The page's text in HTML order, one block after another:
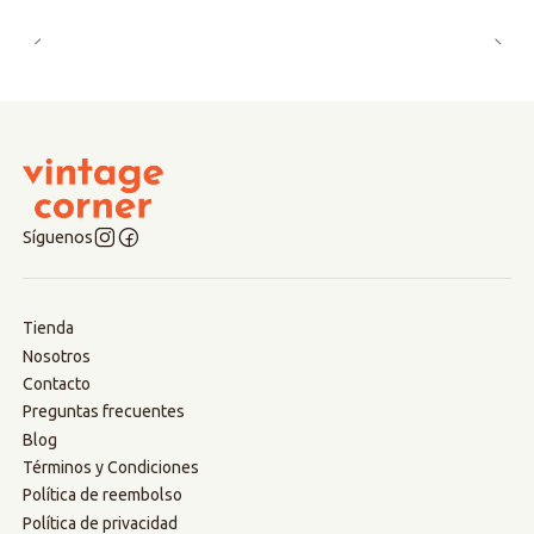
Síguenos
Tienda
Nosotros
Contacto
Preguntas frecuentes
Blog
Términos y Condiciones
Política de reembolso
Política de privacidad